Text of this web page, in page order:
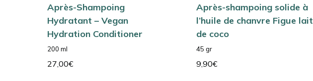
Après-Shampoing
Hydratant – Vegan
Hydration Conditioner
200 ml
27,00€
Après-shampoing solide à
l’huile de chanvre Figue lait
de coco
45 gr
9,90€